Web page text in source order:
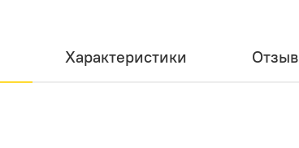
Характеристики